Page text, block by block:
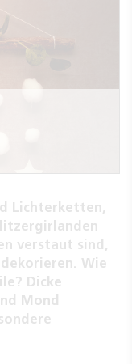
Lichterketten,
verstaut sind,
Wie
Dicke
Mond